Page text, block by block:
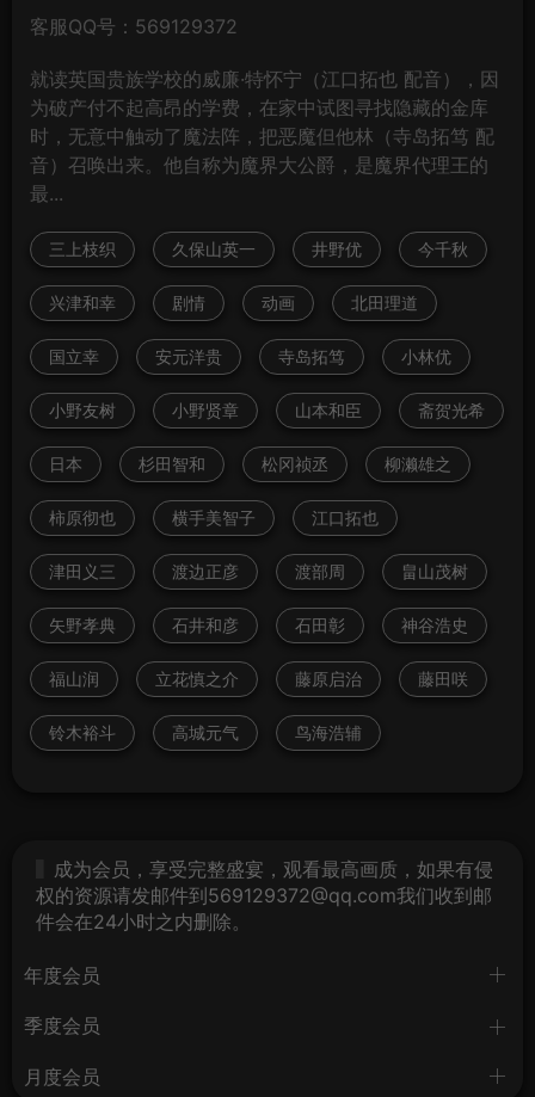
客服QQ号：569129372
就读英国贵族学校的威廉·特怀宁（江口拓也 配音），因
为破产付不起高昂的学费，在家中试图寻找隐藏的金库
时，无意中触动了魔法阵，把恶魔但他林（寺岛拓笃 配
音）召唤出来。他自称为魔界大公爵，是魔界代理王的
最...
三上枝织 久保山英一 井野优 今千秋
兴津和幸 剧情 动画 北田理道
国立幸 安元洋贵 寺岛拓笃 小林优
小野友树 小野贤章 山本和臣 斋贺光希
日本 杉田智和 松冈祯丞 柳濑雄之
柿原彻也 横手美智子 江口拓也
津田义三 渡边正彦 渡部周 畠山茂树
矢野孝典 石井和彦 石田彰 神谷浩史
福山润 立花慎之介 藤原启治 藤田咲
铃木裕斗 高城元气 鸟海浩辅
成为会员，享受完整盛宴，观看最高画质，如果有侵
权的资源请发邮件到569129372@qq.com我们收到邮
件会在24小时之内删除。
年度会员
季度会员
月度会员